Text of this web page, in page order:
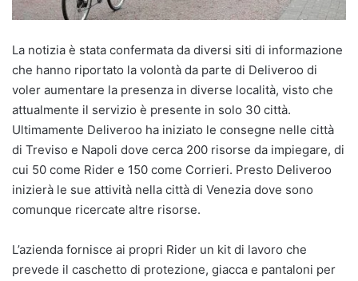
La notizia è stata confermata da diversi siti di informazione
che hanno riportato la volontà da parte di Deliveroo di
voler aumentare la presenza in diverse località, visto che
attualmente il servizio è presente in solo 30 città.
Ultimamente Deliveroo ha iniziato le consegne nelle città
di Treviso e Napoli dove cerca 200 risorse da impiegare, di
cui 50 come Rider e 150 come Corrieri. Presto Deliveroo
inizierà le sue attività nella città di Venezia dove sono
comunque ricercate altre risorse.
L’azienda fornisce ai propri Rider un kit di lavoro che
prevede il caschetto di protezione, giacca e pantaloni per